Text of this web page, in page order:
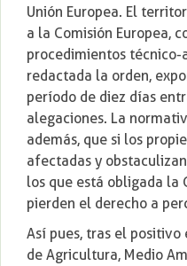
Unión Europea. El
a la Comisión Europea,
procedimientos
redactada la orden,
período de diez días
alegaciones. La
además, que si los
afectadas y
los que está obligada la
pierden el derecho a
Así pues, tras el positivo
de Agricultura, Medio